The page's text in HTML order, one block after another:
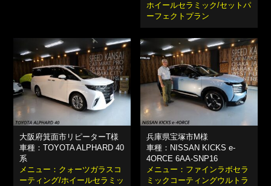
ホイールセラミック/セットパ
ーフェクトプラン
大阪府箕面市リピーターT様
車種：TOYOTA ALPHARD 40
系
メニュー：クォーツガラスコ
ーティング/ホイールセラミッ
兵庫県宝塚市M様
車種：NISSAN KICKS e-
4ORCE 6AA-SNP16
メニュー：ファインラボセラ
ミックコーティングウルトラ